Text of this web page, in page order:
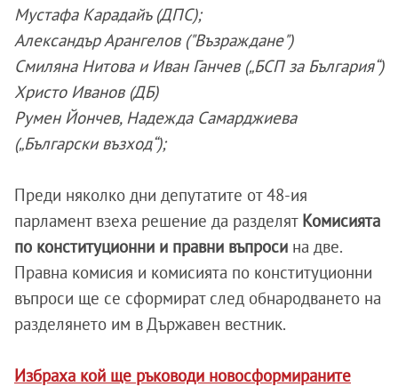
Мустафа Карадайъ (ДПС);
Александър Арангелов ("Възраждане")
Смиляна Нитова и Иван Ганчев („БСП за България“)
Христо Иванов (ДБ)
Румен Йончев, Надежда Самарджиева
(„Български възход“);
Преди няколко дни депутатите от 48-ия
парламент взеха решение да разделят Комисията
по конституционни и правни въпроси на две.
Правна комисия и комисията по конституционни
въпроси ще се сформират след обнародването на
разделянето им в Държавен вестник.
Избраха кой ще ръководи новосформираните